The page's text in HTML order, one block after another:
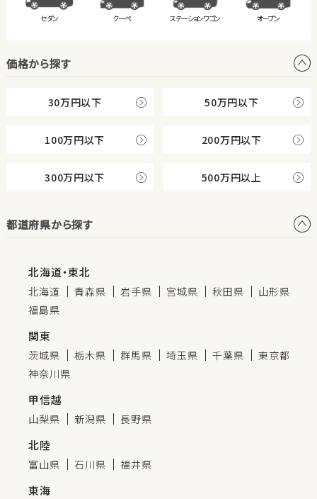
セダン クーペ ステーションワゴン オープン
価格から探す
30万円以下 50万円以下
100万円以下 200万円以下
300万円以下 500万円以上
都道府県から探す
北海道・東北
北海道 青森県 岩手県 宮城県 秋田県
山形県
福島県
関東
茨城県 栃木県 群馬県 埼玉県 千葉県
東京都
神奈川県
甲信越
山梨県 新潟県 長野県
北陸
富山県 石川県 福井県
東海